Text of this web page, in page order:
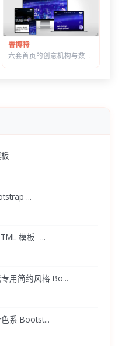
睿博特
...
模板 -...
用简约风格 Bo...
系 Bootst...